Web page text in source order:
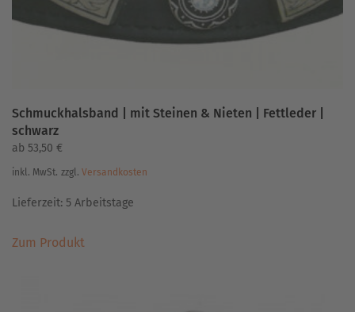
Schmuckhalsband | mit Steinen & Nieten | Fettleder |
schwarz
ab 53,50 €
inkl. MwSt. zzgl. Versandkosten
Lieferzeit: 5 Arbeitstage
Zum ProduktProdukt